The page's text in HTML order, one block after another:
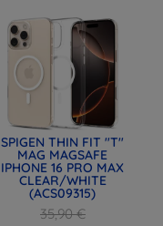
SPIGEN THIN FIT "T"
MAG MAGSAFE
IPHONE 16 PRO MAX
CLEAR/WHITE
(ACS09315)
35,90 €